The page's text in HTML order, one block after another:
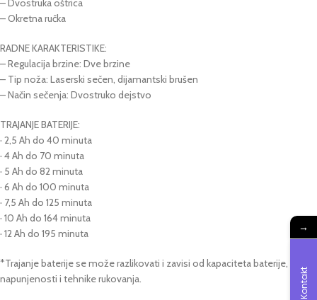
– Okretna ručka
RADNE KARAKTERISTIKE:
– Regulacija brzine: Dve brzine
– Tip noža: Laserski sečen, dijamantski brušen
– Način sečenja: Dvostruko dejstvo
TRAJANJE BATERIJE:
· 2,5 Ah do 40 minuta
· 4 Ah do 70 minuta
· 5 Ah do 82 minuta
· 6 Ah do 100 minuta
· 7,5 Ah do 125 minuta
· 10 Ah do 164 minuta
· 12 Ah do 195 minuta
*Trajanje baterije se može razlikovati i zavisi od kapaciteta baterije, nivoa
napunjenosti i tehnike rukovanja.
→
Kontakt